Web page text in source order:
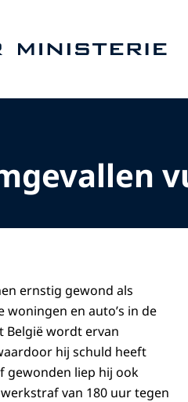
ernstig gewond als
en auto’s in de
België wordt ervan
hij schuld heeft
gewonden liep hij ook
van 180 uur tegen